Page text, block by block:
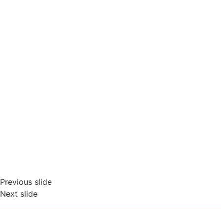
Previous slide
Next slide